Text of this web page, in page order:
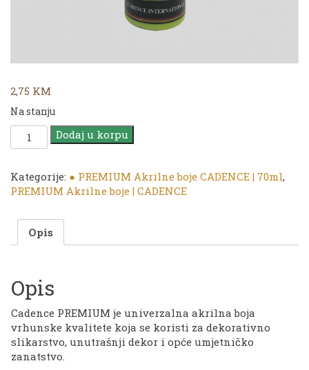
2,75 KM
Na stanju
CADENCE
|
Akrilna
boja
1295
Pistachio
Green
količina
Dodaj u korpu
Kategorije: ● PREMIUM Akrilne boje CADENCE | 70ml,
PREMIUM Akrilne boje | CADENCE
Opis
Opis
Cadence PREMIUM je univerzalna akrilna boja
vrhunske kvalitete koja se koristi za dekorativno
slikarstvo, unutrašnji dekor i opće umjetničko
zanatstvo.